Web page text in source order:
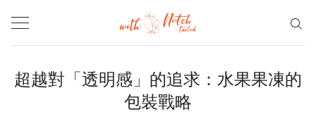
超越對「透明感」的追求：水果果凍的
包裝戰略